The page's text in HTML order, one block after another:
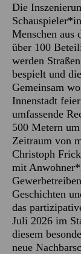
Die
Menschen aus
über 100
werden
bespielt und
Gemeinsam
Innenstadt
umfassende
500 Metern
Zeitraum von
Christoph
mit
Geschichten
das
Juli 2026 im
diesem
neue